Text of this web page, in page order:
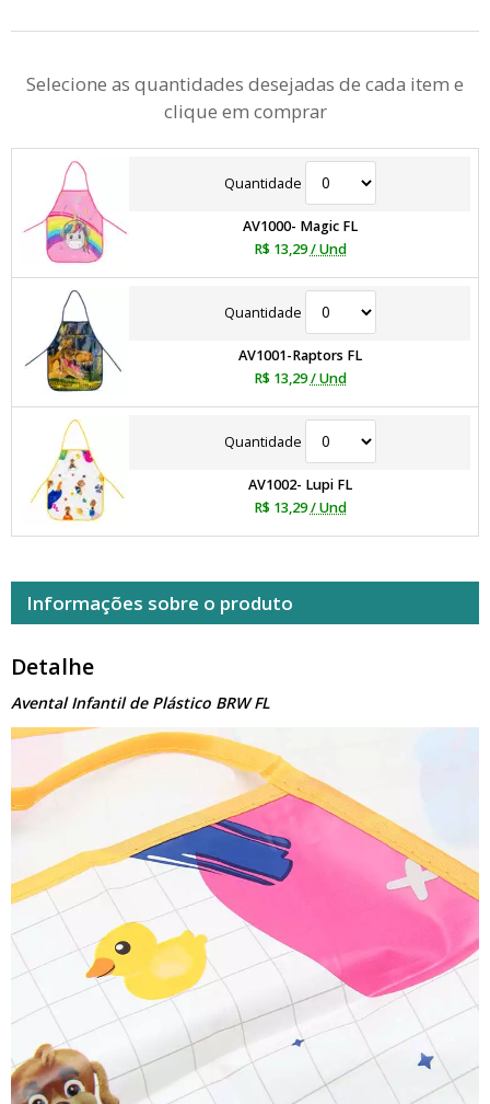
Selecione as quantidades desejadas de cada item e
clique em comprar
Quantidade
AV1000- Magic FL
R$ 13,29 / Und
Quantidade
AV1001-Raptors FL
R$ 13,29 / Und
Quantidade
AV1002- Lupi FL
R$ 13,29 / Und
Informações sobre o produto
Detalhe
Avental Infantil de Plástico BRW FL